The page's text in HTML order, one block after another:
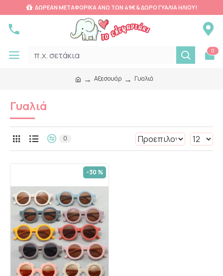
ΔΩΡΕΑΝ ΜΕΤΑΦΟΡΙΚΑ ΑΝΩ ΤΩΝ 49€ & ΔΩΡΟ ΓΥΑΛΙΑ ΗΛΙΟΥ!
0
Αξεσουάρ Γυαλιά
Γυαλιά
0
-30 %